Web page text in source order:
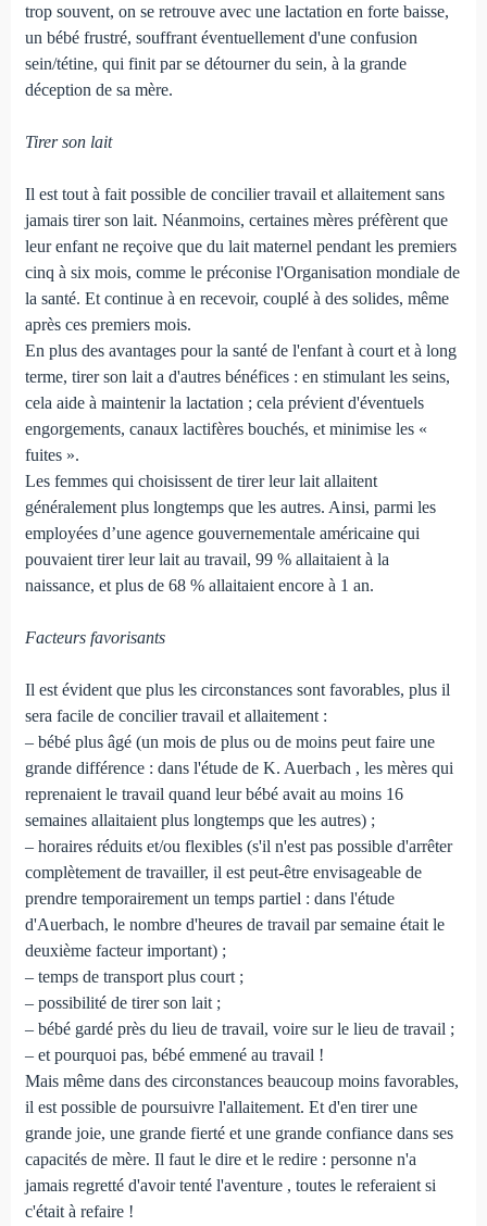
trop souvent, on se retrouve avec une lactation en forte baisse,
un bébé frustré, souffrant éventuellement d'une confusion
sein/tétine, qui finit par se détourner du sein, à la grande
déception de sa mère.
Tirer son lait
Il est tout à fait possible de concilier travail et allaitement sans
jamais tirer son lait. Néanmoins, certaines mères préfèrent que
leur enfant ne reçoive que du lait maternel pendant les premiers
cinq à six mois, comme le préconise l'Organisation mondiale de
la santé. Et continue à en recevoir, couplé à des solides, même
après ces premiers mois.
En plus des avantages pour la santé de l'enfant à court et à long
terme, tirer son lait a d'autres bénéfices : en stimulant les seins,
cela aide à maintenir la lactation ; cela prévient d'éventuels
engorgements, canaux lactifères bouchés, et minimise les «
fuites ».
Les femmes qui choisissent de tirer leur lait allaitent
généralement plus longtemps que les autres. Ainsi, parmi les
employées d’une agence gouvernementale américaine qui
pouvaient tirer leur lait au travail, 99 % allaitaient à la
naissance, et plus de 68 % allaitaient encore à 1 an.
Facteurs favorisants
Il est évident que plus les circonstances sont favorables, plus il
sera facile de concilier travail et allaitement :
– bébé plus âgé (un mois de plus ou de moins peut faire une
grande différence : dans l'étude de K. Auerbach , les mères qui
reprenaient le travail quand leur bébé avait au moins 16
semaines allaitaient plus longtemps que les autres) ;
– horaires réduits et/ou flexibles (s'il n'est pas possible d'arrêter
complètement de travailler, il est peut-être envisageable de
prendre temporairement un temps partiel : dans l'étude
d'Auerbach, le nombre d'heures de travail par semaine était le
deuxième facteur important) ;
– temps de transport plus court ;
– possibilité de tirer son lait ;
– bébé gardé près du lieu de travail, voire sur le lieu de travail ;
– et pourquoi pas, bébé emmené au travail !
Mais même dans des circonstances beaucoup moins favorables,
il est possible de poursuivre l'allaitement. Et d'en tirer une
grande joie, une grande fierté et une grande confiance dans ses
capacités de mère. Il faut le dire et le redire : personne n'a
jamais regretté d'avoir tenté l'aventure , toutes le referaient si
c'était à refaire !